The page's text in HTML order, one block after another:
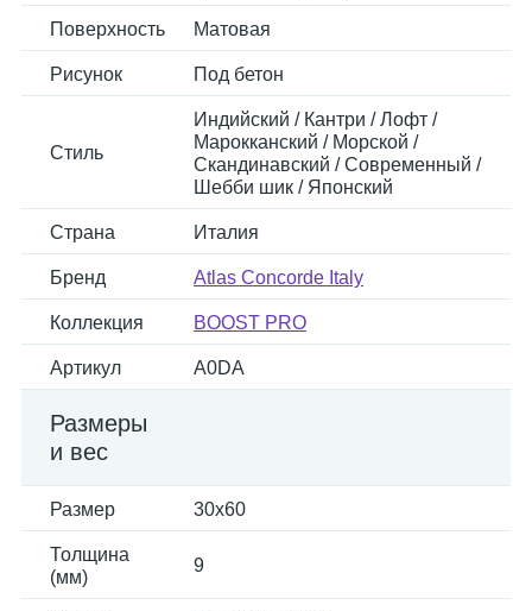
Поверхность Матовая
Рисунок Под бетон
Стиль
Индийский / Кантри / Лофт /
Марокканский / Морской /
Скандинавский / Современный /
Шебби шик / Японский
Страна Италия
Бренд Atlas Concorde Italy
Коллекция BOOST PRO
Артикул A0DA
Размеры
и вес
Размер 30x60
Толщина
(мм)
9